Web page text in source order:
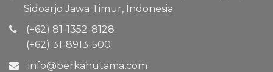
Sidoarjo Jawa Timur, Indonesia
(+62) 81-1352-8128
(+62) 31-8913-500
info@berkahutama.com